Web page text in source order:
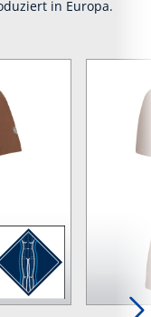
in Europa.